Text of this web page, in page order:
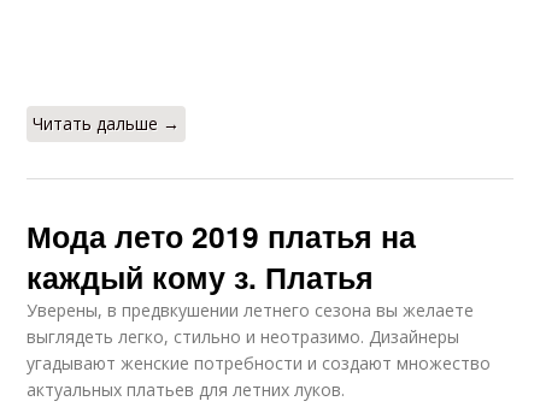
Читать дальше →
Мода лето 2019 платья на
каждый кому з. Платья
Уверены, в предвкушении летнего сезона вы желаете
выглядеть легко, стильно и неотразимо. Дизайнеры
угадывают женские потребности и создают множество
актуальных платьев для летних луков.